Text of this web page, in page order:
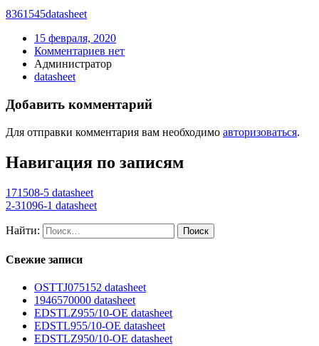
8361545datasheet
15 февраля, 2020
Комментариев нет
Администратор
datasheet
Добавить комментарий
Для отправки комментария вам необходимо авторизоваться.
Навигация по записям
171508-5 datasheet
2-31096-1 datasheet
Найти:
Свежие записи
OSTTJ075152 datasheet
1946570000 datasheet
EDSTLZ955/10-OE datasheet
EDSTL955/10-OE datasheet
EDSTLZ950/10-OE datasheet